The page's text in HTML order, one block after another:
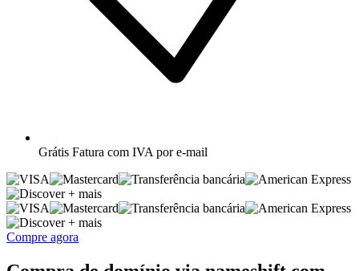
Grátis Fatura com IVA por e-mail
+ mais
+ mais
Compre agora